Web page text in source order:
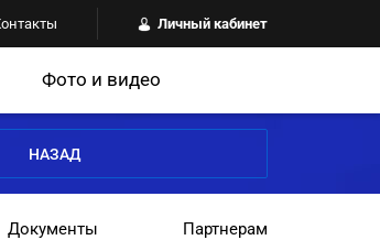
Личный кабинет
Фото и видео
НАЗАД
Документы Партнерам